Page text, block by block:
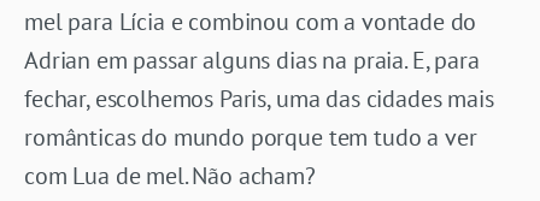
mel para Lícia e combinou com a vontade do
Adrian em passar alguns dias na praia. E, para
fechar, escolhemos Paris, uma das cidades mais
românticas do mundo porque tem tudo a ver
com Lua de mel. Não acham?